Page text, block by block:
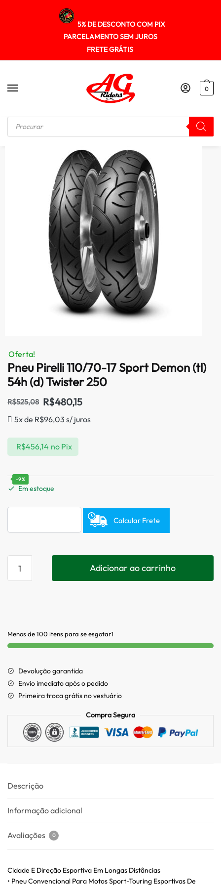
5% DE DESCONTO COM PIX
PARCELAMENTO SEM JUROS
FRETE GRÁTIS
0
Início / PNEUS Pneu Pirelli 110/70-17 Sport Demon (tl) 54h (d) Twister 250
Oferta!
Pneu Pirelli 110/70-17 Sport Demon (tl)
54h (d) Twister 250
R$525,08 R$480,15
5x de R$96,03 s/ juros
R$456,14 no Pix
-9%
Em estoque
Calcular Frete
Adicionar ao carrinho
Menos de 100 itens para se esgotar1
Devolução garantida
Envio imediato após o pedido
Primeira troca grátis no vestuário
Compra Segura
Descrição
Informação adicional
Avaliações 0
Cidade E Direção Esportiva Em Longas Distâncias
• Pneu Convencional Para Motos Sport-Touring Esportivas De